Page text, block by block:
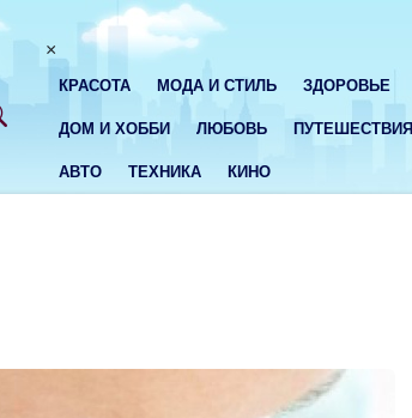
×
КРАСОТА МОДА И СТИЛЬ ЗДОРОВЬЕ
ДОМ И ХОББИ ЛЮБОВЬ ПУТЕШЕСТВИЯ
АВТО ТЕХНИКА КИНО